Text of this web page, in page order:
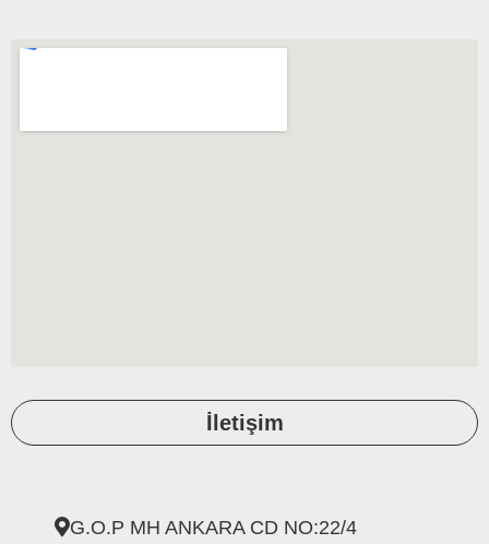
İletişim
G.O.P MH ANKARA CD NO:22/4